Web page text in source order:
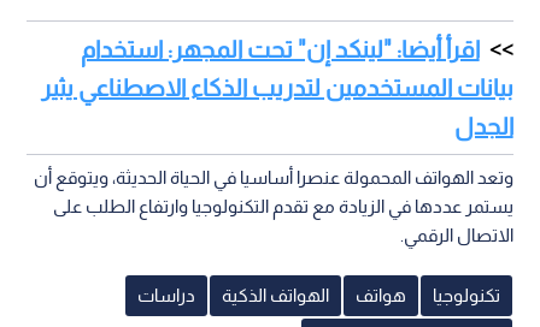
اقرأ أيضا: "لينكد إن" تحت المجهر: استخدام
بيانات المستخدمين لتدريب الذكاء الاصطناعي يثير
الجدل
وتعد الهواتف المحمولة عنصرا أساسيا في الحياة الحديثة، ويتوقع أن
يستمر عددها في الزيادة مع تقدم التكنولوجيا وارتفاع الطلب على
الاتصال الرقمي.
تكنولوجيا هواتف الهواتف الذكية دراسات